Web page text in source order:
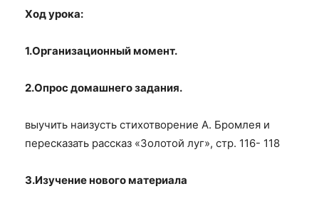
Ход урока:
1.Организационный момент.
2.Опрос домашнего задания.
выучить наизусть стихотворение А. Бромлея и
пересказать рассказ «Золотой луг», стр. 116- 118
3.Изучение нового материала